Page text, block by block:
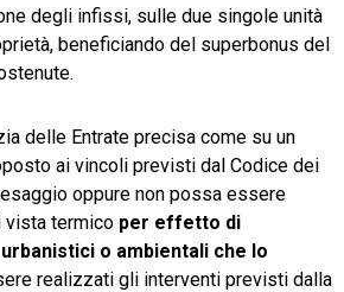
degli infissi, sulle due singole unità
beneficiando del superbonus del
delle Entrate precisa come su un
ai vincoli previsti dal Codice dei
oppure non possa essere
vista termico per effetto di
o ambientali che lo
realizzati gli interventi previsti dalla